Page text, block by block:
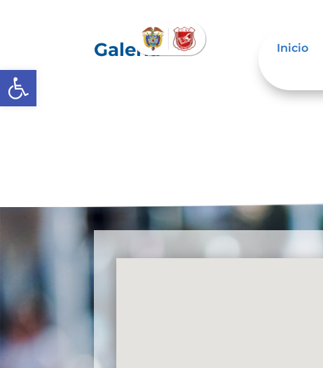
Abrir barra de herramientas
Inicio
Galería